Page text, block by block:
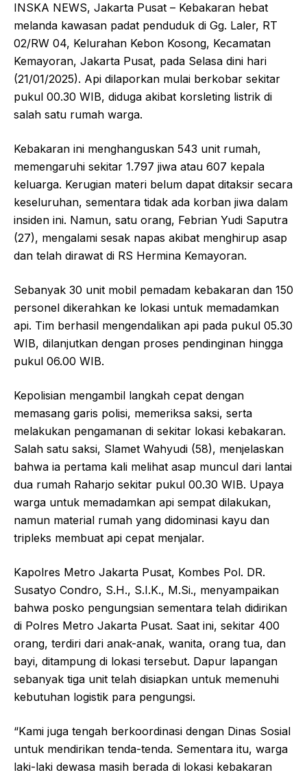
INSKA NEWS, Jakarta Pusat – Kebakaran hebat
melanda kawasan padat penduduk di Gg. Laler, RT
02/RW 04, Kelurahan Kebon Kosong, Kecamatan
Kemayoran, Jakarta Pusat, pada Selasa dini hari
(21/01/2025). Api dilaporkan mulai berkobar sekitar
pukul 00.30 WIB, diduga akibat korsleting listrik di
salah satu rumah warga.
Kebakaran ini menghanguskan 543 unit rumah,
memengaruhi sekitar 1.797 jiwa atau 607 kepala
keluarga. Kerugian materi belum dapat ditaksir secara
keseluruhan, sementara tidak ada korban jiwa dalam
insiden ini. Namun, satu orang, Febrian Yudi Saputra
(27), mengalami sesak napas akibat menghirup asap
dan telah dirawat di RS Hermina Kemayoran.
Sebanyak 30 unit mobil pemadam kebakaran dan 150
personel dikerahkan ke lokasi untuk memadamkan
api. Tim berhasil mengendalikan api pada pukul 05.30
WIB, dilanjutkan dengan proses pendinginan hingga
pukul 06.00 WIB.
Kepolisian mengambil langkah cepat dengan
memasang garis polisi, memeriksa saksi, serta
melakukan pengamanan di sekitar lokasi kebakaran.
Salah satu saksi, Slamet Wahyudi (58), menjelaskan
bahwa ia pertama kali melihat asap muncul dari lantai
dua rumah Raharjo sekitar pukul 00.30 WIB. Upaya
warga untuk memadamkan api sempat dilakukan,
namun material rumah yang didominasi kayu dan
tripleks membuat api cepat menjalar.
Kapolres Metro Jakarta Pusat, Kombes Pol. DR.
Susatyo Condro, S.H., S.I.K., M.Si., menyampaikan
bahwa posko pengungsian sementara telah didirikan
di Polres Metro Jakarta Pusat. Saat ini, sekitar 400
orang, terdiri dari anak-anak, wanita, orang tua, dan
bayi, ditampung di lokasi tersebut. Dapur lapangan
sebanyak tiga unit telah disiapkan untuk memenuhi
kebutuhan logistik para pengungsi.
“Kami juga tengah berkoordinasi dengan Dinas Sosial
untuk mendirikan tenda-tenda. Sementara itu, warga
laki-laki dewasa masih berada di lokasi kebakaran